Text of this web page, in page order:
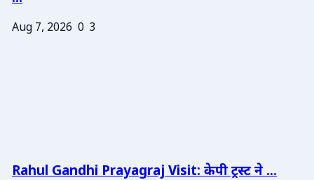
Aug 7, 2026 0 3
Rahul Gandhi Prayagraj Visit: केपी ट्रस्ट ने ...